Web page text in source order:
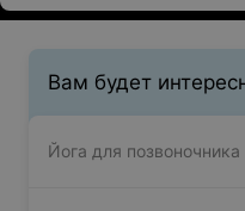
Вам будет
Йога для